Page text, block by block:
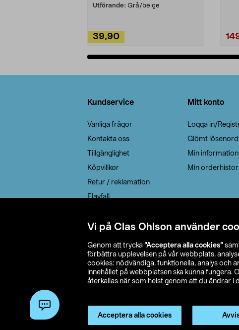
Vi på Clas Ohlson använder
Genom att trycka ”Acceptera alla cookies”
förbättra upplevelsen på vår webbplats,
cookies: nödvändiga, funktionella, analys och
innehållet på webbplatsen ska kunna fungera.
återkallas när som helst genom att du ändrar i
Acceptera alla cookies
Utförande: Grå/beige
39,90
Kundservice
Vanliga frågor
Kontakta oss
Tillgänglighet
Köpvillkor
Retur / reklamation
Elavfall
Leveransalternativ
Mitt konto
Logga in/
Glömt lösenord
Min information
Min